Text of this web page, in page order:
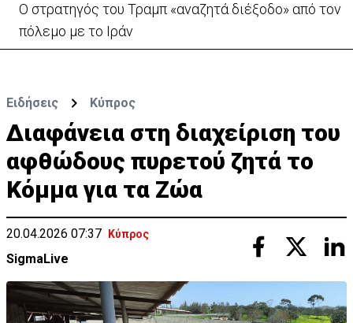
Ο στρατηγός του Τραμπ «αναζητά διέξοδο» από τον
πόλεμο με το Ιράν
Ειδήσεις Κύπρος
Διαφάνεια στη διαχείριση του
αφθώδους πυρετού ζητά το
Κόμμα για τα Ζώα
20.04.2026 07:37 Κύπρος
SigmaLive